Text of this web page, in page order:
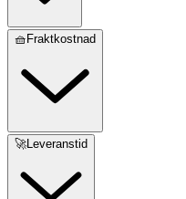
🧺Fraktkostnad
🚀Leveranstid